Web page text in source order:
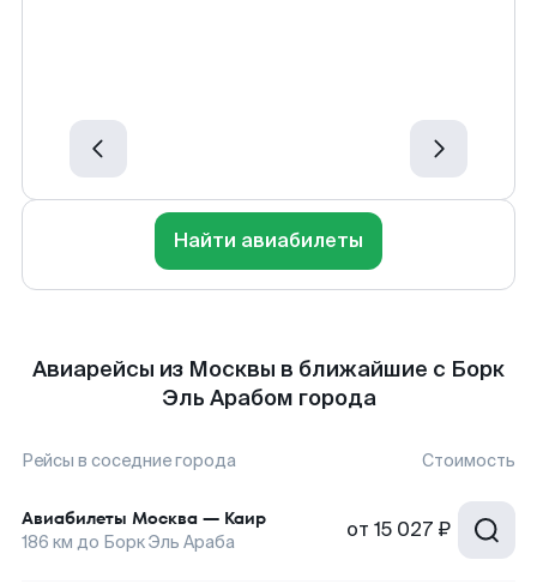
Найти авиабилеты
Авиарейсы из Москвы в ближайшие с Борк
Эль Арабом города
Рейсы в соседние города Стоимость
Авиабилеты Москва — Каир
186 км до Борк Эль Араба от 15 027 ₽